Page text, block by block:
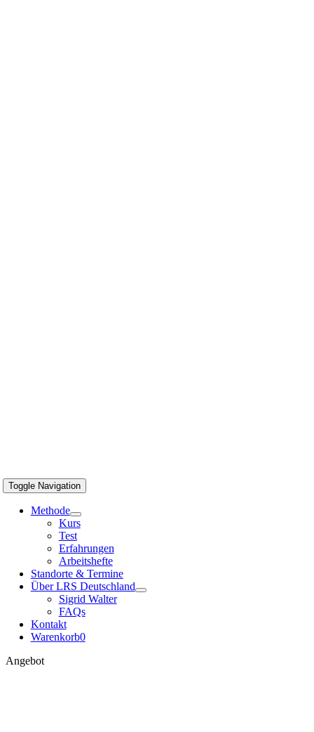
Toggle Navigation
Methode
Kurs
Test
Erfahrungen
Arbeitshefte
Standorte & Termine
Über LRS Deutschland
Sigrid Walter
FAQs
Kontakt
Warenkorb0
Angebot